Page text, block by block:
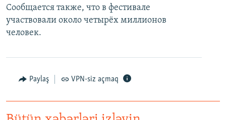
İZ - MƏDƏNIYYƏT PROQRAMI
MATERIALLARIMIZDAN ISTIFADƏ
AZADLIQRADIOSU MOBIL TELEFONUNUZDA
RFE/RL-in bütün saytları
Сообщается также, что в фестивале
участвовали около четырёх миллионов
человек.
Paylaş VPN-siz açmaq